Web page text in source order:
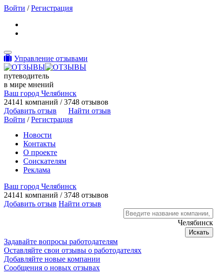
Войти /Регистрация
Toggle navigation
Управление отзывами
путеводитель
в мире мнений
Ваш город Челябинск
24141 компаний / 3748 отзывов
Добавить отзыв
Найти отзыв
Войти /Регистрация
Новости
Контакты
О проекте
Соискателям
Реклама
Ваш город Челябинск
24141 компаний / 3748 отзывов
Добавить отзыв Найти отзыв
Челябинск
Искать
Задавайте вопросы работодателям
Оставляйте свои отзывы о работодателях
Добавляйте новые компании
Сообщения о новых отзывах